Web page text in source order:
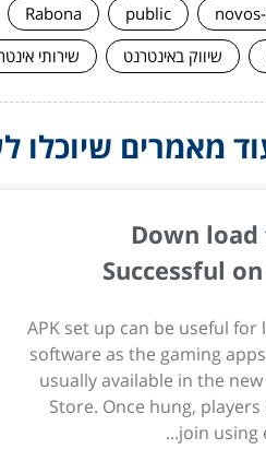
public
Rabona
שיווק באינטרנט שירותי
מאמרים שיוכלו
Down
Successful
APK set up can be useful for
software as the gaming
usually available in the
Store. Once hung, players
join using